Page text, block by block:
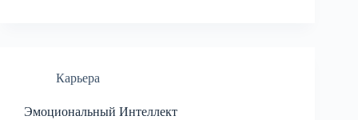
Карьера
Эмоциональный Интеллект